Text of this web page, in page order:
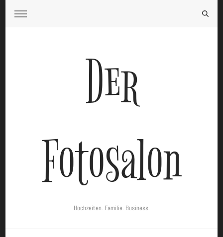
Der
Fotosalon
Hochzeiten. Familie. Business.